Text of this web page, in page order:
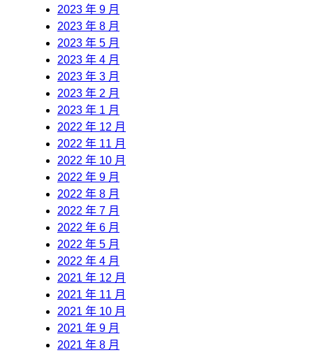
2023 年 9 月
2023 年 8 月
2023 年 5 月
2023 年 4 月
2023 年 3 月
2023 年 2 月
2023 年 1 月
2022 年 12 月
2022 年 11 月
2022 年 10 月
2022 年 9 月
2022 年 8 月
2022 年 7 月
2022 年 6 月
2022 年 5 月
2022 年 4 月
2021 年 12 月
2021 年 11 月
2021 年 10 月
2021 年 9 月
2021 年 8 月